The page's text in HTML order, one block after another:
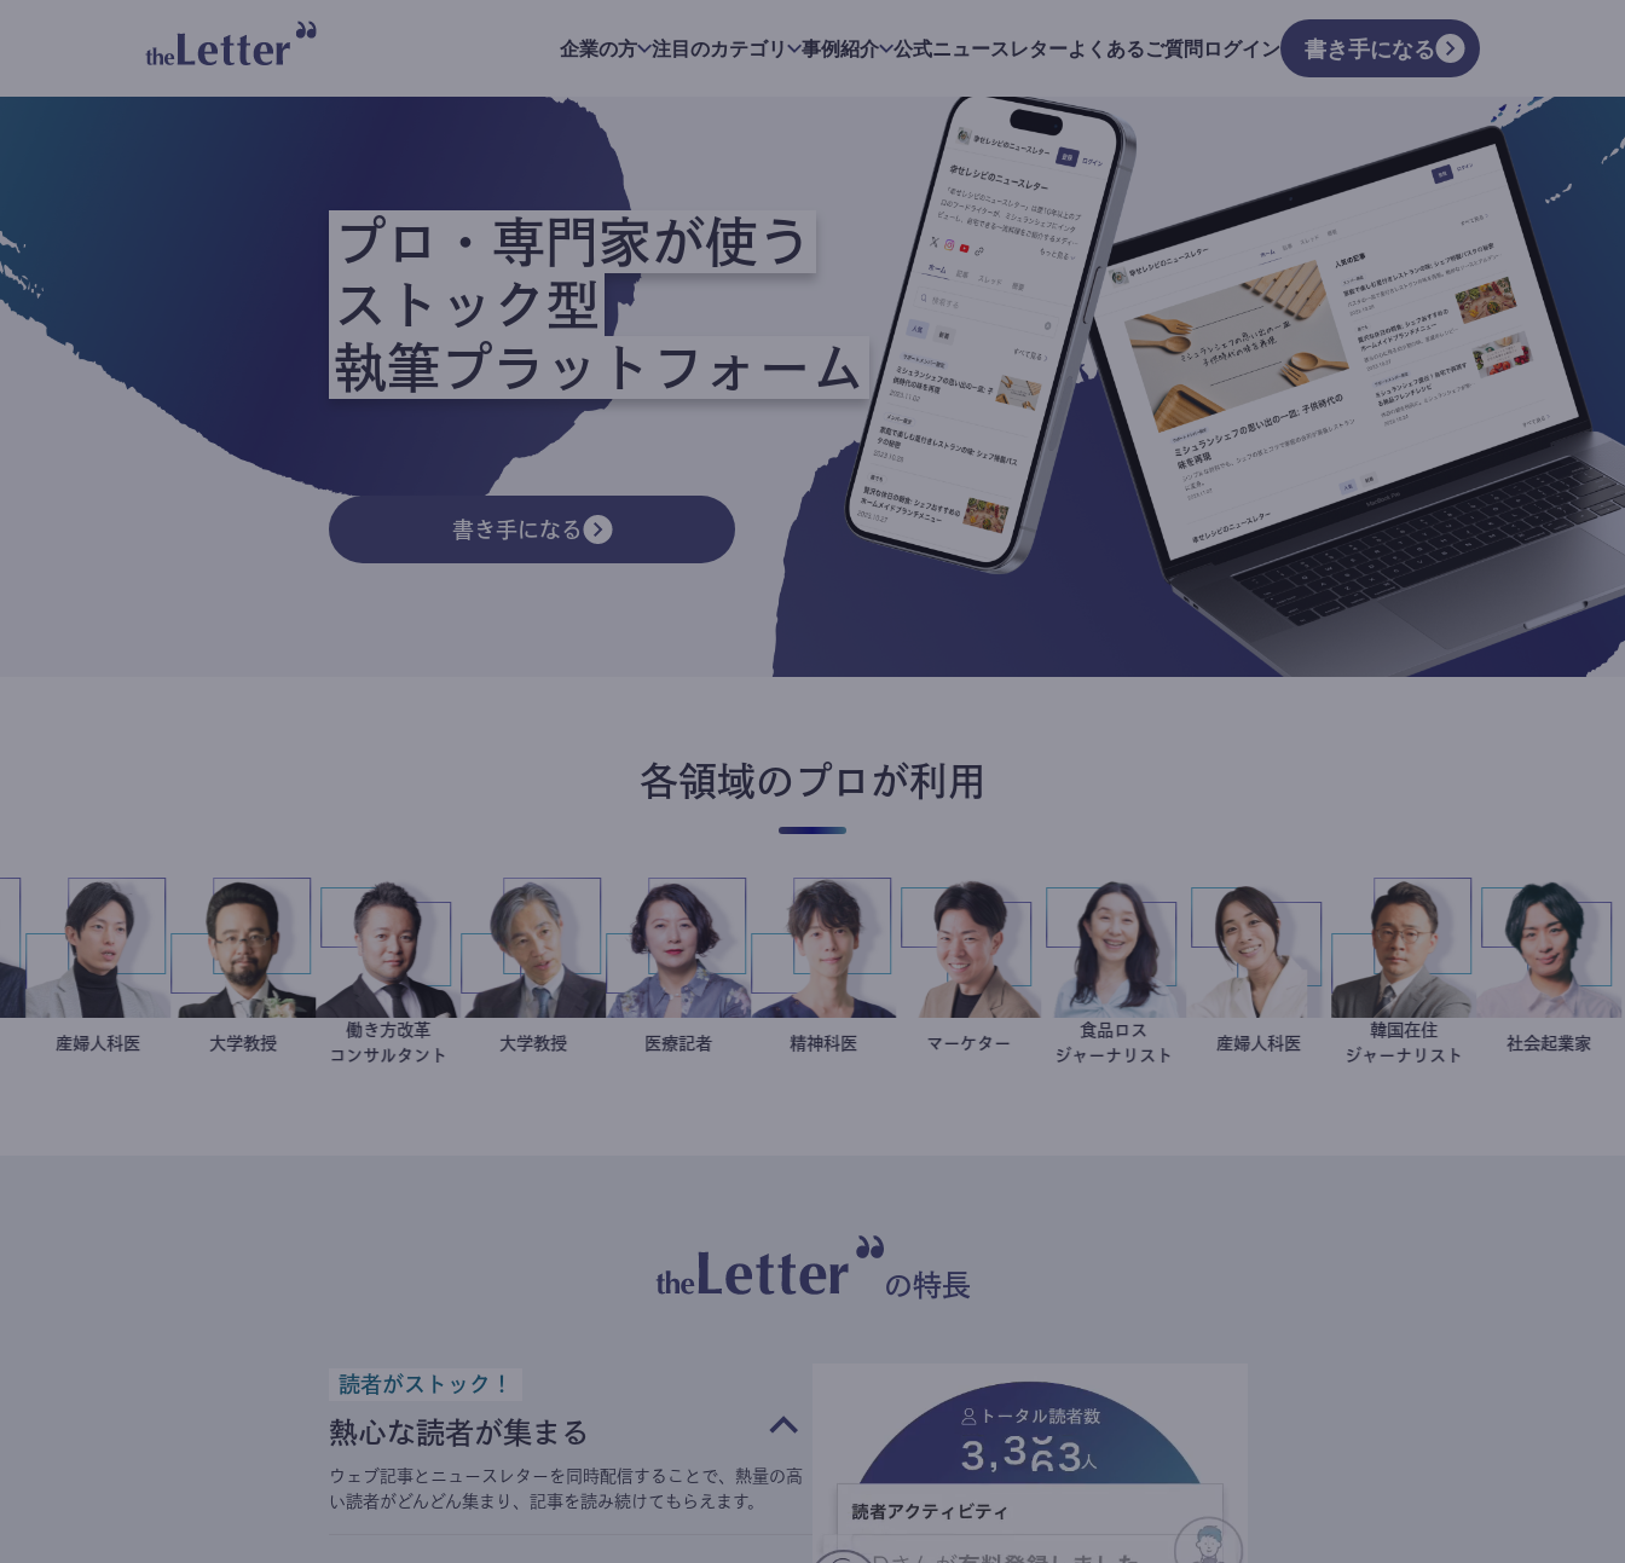
企業の方 注目のカテゴリ 事例紹介 公式ニュースレターよくあるご質問ログイン 書き手になる
プロ・専門家が使う
ストック型
執筆プラットフォーム
書き手になる
各領域のプロが利用
ファー
重見大介
産婦人科医 金谷一朗
大学教授
働き方改革
コンサルタント
加藤忠史
大学教授 岩永直子
医療記者 藤野智哉
精神科医 室谷良平
マーケター 井出留美
食品ロス
ジャーナリスト
稲葉可奈子
産婦人科医
韓国在住
ジャーナリスト
駒崎
社会起
の特長
読者がストック！
熱心な読者が集まる
ウェブ記事とニュースレターを同時配信することで、熱量の高
い読者がどんどん集まり、記事を読み続けてもらえます。